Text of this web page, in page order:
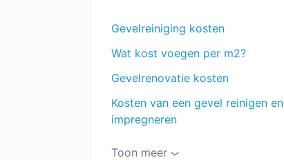
Gevelreiniging kosten
Wat kost voegen per m2?
Gevelrenovatie kosten
Kosten van een gevel reinigen en
impregneren
Toon meer